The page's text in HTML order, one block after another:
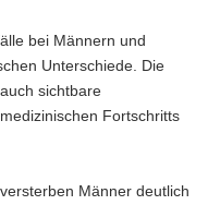
bei Männern und
Unterschiede. Die
sichtbare
Fortschritts
Männer deutlich